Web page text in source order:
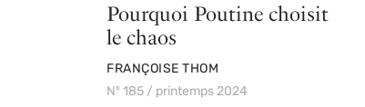
Pourquoi Poutine choisit
le chaos
PAR
FRANÇOISE THOM
Nº 185 / printemps 2024